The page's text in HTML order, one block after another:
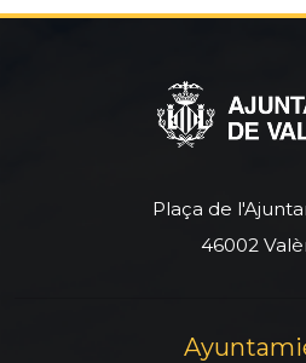
Plaça de
46002